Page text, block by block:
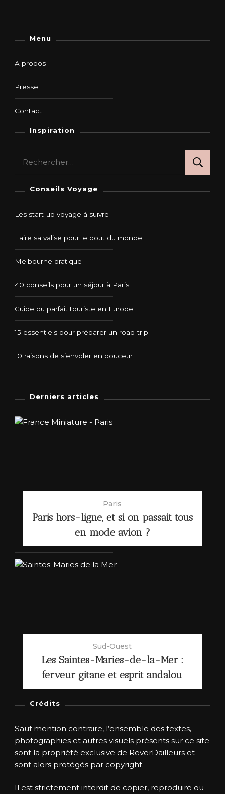
Menu
A propos
Presse
Contact
Inspiration
Conseils Voyage
Les start-up voyage à suivre
Faire sa valise pour le bout du monde
Melbourne pratique
40 conseils pour un séjour à Paris
Guide du parfait touriste en Europe
15 essentiels pour préparer un road-trip
10 raisons de s’envoler en douceur
Derniers articles
Paris
Paris hors-ligne, et si on passait tous
en mode avion ?
Sud-Ouest
Les Saintes-Maries-de-la-Mer :
ferveur gitane et esprit andalou
Crédits
Sauf mention contraire, l’ensemble des textes,
photographies et autres visuels présents sur ce site
sont la propriété exclusive de ReverDailleurs et
sont alors protégés par copyright.
Il est strictement interdit de copier, reproduire ou